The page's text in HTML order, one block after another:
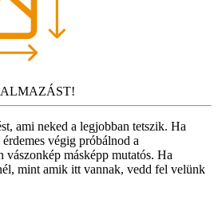
ami neked a legjobban tetszik. Ha
végig próbálnod a
vászonkép másképp mutatós. Ha
mint amik itt vannak, vedd fel velünk